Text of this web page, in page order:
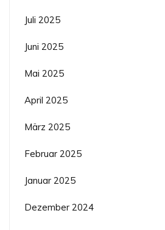
Juli 2025
Juni 2025
Mai 2025
April 2025
März 2025
Februar 2025
Januar 2025
Dezember 2024